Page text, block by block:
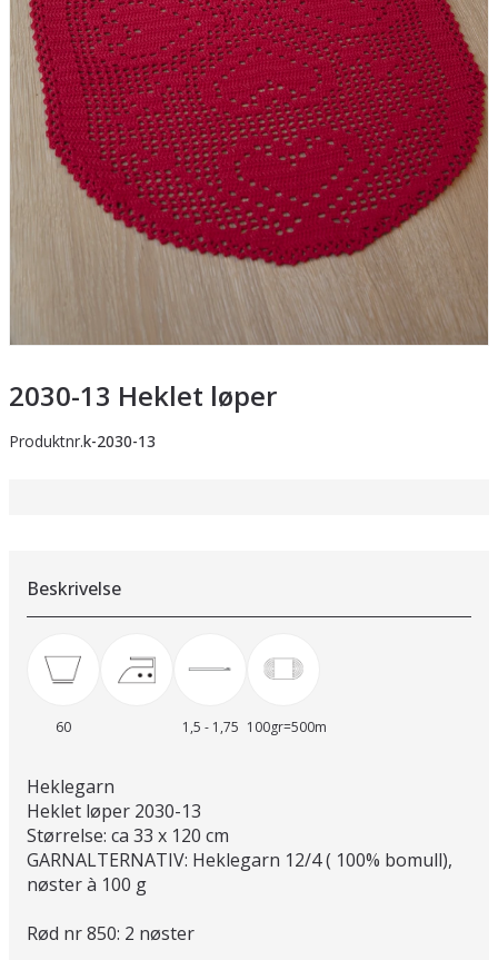
2030-13 Heklet løper
Produktnr.k-2030-13
Beskrivelse
60 1,5 - 1,75 100gr=500m
Heklegarn
Heklet løper 2030-13
Størrelse: ca 33 x 120 cm
GARNALTERNATIV: Heklegarn 12/4 ( 100% bomull),
nøster à 100 g
Rød nr 850: 2 nøster